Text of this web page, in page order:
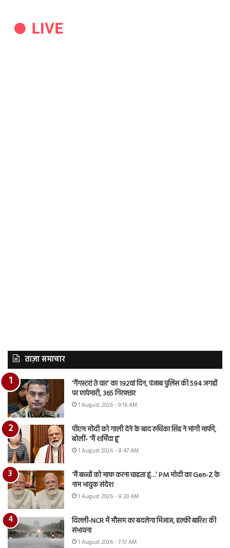
ताज़ा समाचार
‘गैंगस्टरां ते वार’ का 192वां दिन, पंजाब पुलिस की 594 जगहों
पर छापेमारी, 365 गिरफ्तार
1 August 2026 - 9:16 AM
पीएम मोदी को गाली देने के बाद रुचिका सिंह ने मांगी माफी,
बोलीं- ‘मैं शर्मिंदा हूं’
1 August 2026 - 8:47 AM
‘मैं बच्चों को माफ करना चाहता हूं…’ PM मोदी का Gen-Z के
नाम भावुक संदेश
1 August 2026 - 8:20 AM
दिल्ली-NCR में मौसम का बदलेगा मिजाज, हल्की बारिश की
संभावना
1 August 2026 - 7:51 AM